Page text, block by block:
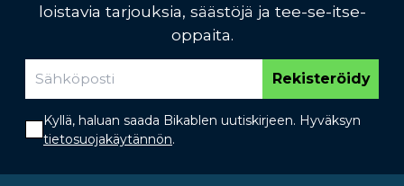
loistavia tarjouksia, säästöjä ja tee-se-itse-
oppaita.
Rekisteröidy
Kyllä, haluan saada Bikablen uutiskirjeen. Hyväksyn
tietosuojakäytännön.